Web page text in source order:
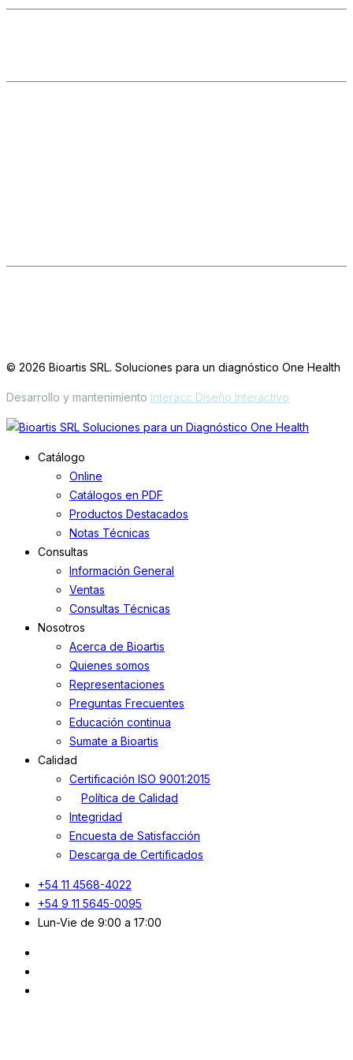
© 2026 Bioartis SRL. Soluciones para un diagnóstico One Health
Desarrollo y mantenimiento Interacc Diseño Interactivo
Catálogo
Online
Catálogos en PDF
Productos Destacados
Notas Técnicas
Consultas
Información General
Ventas
Consultas Técnicas
Nosotros
Acerca de Bioartis
Quienes somos
Representaciones
Preguntas Frecuentes
Educación continua
Sumate a Bioartis
Calidad
Certificación ISO 9001:2015
Política de Calidad
Integridad
Encuesta de Satisfacción
Descarga de Certificados
+54 11 4568-4022
+54 9 11 5645-0095
Lun-Vie de 9:00 a 17:00